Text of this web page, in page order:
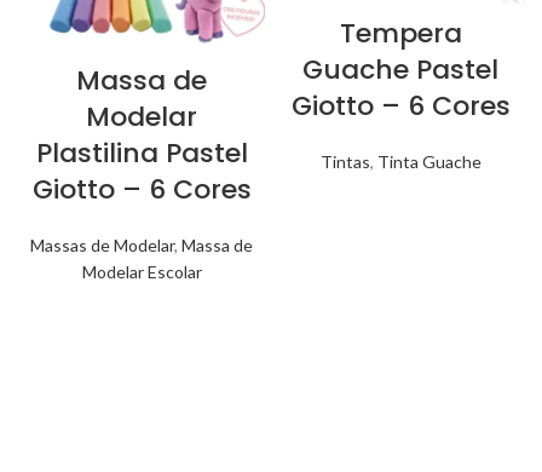
Massa de
Modelar
Plastilina Pastel
Giotto – 6 Cores
Massas de Modelar, Massa de
Modelar Escolar
Tempera
Guache Pastel
Giotto – 6 Cores
Tintas, Tinta Guache